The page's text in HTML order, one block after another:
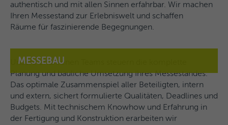
authentisch und mit allen Sinnen erfahrbar. Wir machen
Ihren Messestand zur Erlebniswelt und schaffen
Räume für faszinierende Begegnungen.
MESSEBAU
Unsere erfahrenen Teams steuern die komplette
Planung und bauliche Umsetzung Ihres Messestandes.
Das optimale Zusammenspiel aller Beteiligten, intern
und extern, sichert formulierte Qualitäten, Deadlines und
Budgets. Mit technischem Knowhow und Erfahrung in
der Fertigung und Konstruktion erarbeiten wir